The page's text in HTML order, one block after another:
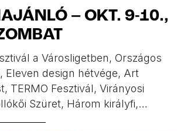
– OKT. 9-10.,
a Városligetben, Országos
Eleven design hétvége, Art
TERMO Fesztivál, Virányosi
Szüret, Három királyfi,